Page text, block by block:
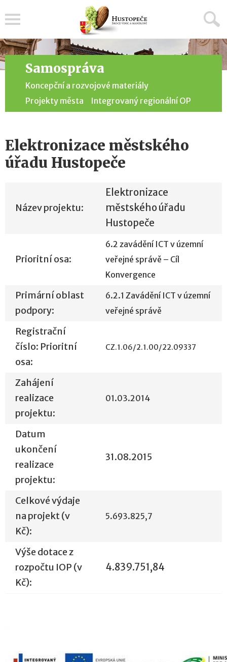
Samospráva
Koncepční a rozvojové materiály
Projekty města
Integrovaný regionální OP
Elektronizace městského
úřadu Hustopeče
Název projektu:
Elektronizace
městského úřadu
Hustopeče
Prioritní osa:
6.2 zavádění ICT v územní
veřejné správě – Cíl
Konvergence
Primární oblast
podpory:
6.2.1 Zavádění ICT v územní
veřejné správě
Registrační
číslo: Prioritní
osa:
CZ.1.06/2.1.00/22.09337
Zahájení
realizace
projektu:
01.03.2014
Datum
ukončení
realizace
projektu:
31.08.2015
Celkové výdaje
na projekt (v
Kč):
5.693.825,7
Výše dotace z
rozpočtu IOP (v
Kč):
4.839.751,84